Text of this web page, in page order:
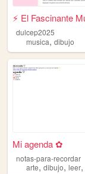
dulcep2025
musica, dibujo
Mi agenda ✿
notas-para-recordar
arte, dibujo, leer,